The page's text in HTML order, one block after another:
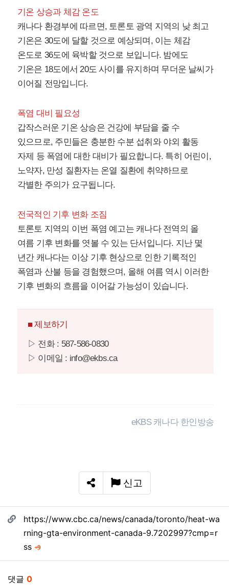
기온 상승과 체감 온도
캐나다 환경부에 따르면, 토론토 광역 지역의 낮 최고
기온은 30도에 달할 것으로 예상되며, 이는 체감
온도로 36도에 육박할 것으로 보입니다. 밤에도
기온은 18도에서 20도 사이를 유지하며 무더운 날씨가
이어질 전망입니다.
폭염 대비 필요성
갑작스러운 기온 상승은 건강에 부담을 줄 수
있으므로, 주민들은 충분한 수분 섭취와 야외 활동
자제 등 폭염에 대한 대비가 필요합니다. 특히 어린이,
노약자, 만성 질환자는 온열 질환에 취약하므로
각별한 주의가 요구됩니다.
전국적인 기후 변화 조짐
토론토 지역의 이번 폭염 예고는 캐나다 전역의 올
여름 기후 변화를 엿볼 수 있는 단서입니다. 지난 몇
년간 캐나다는 이상 기후 현상으로 인한 기록적인
폭염과 산불 등을 경험했으며, 올해 여름 역시 이러한
기후 변화의 흐름을 이어갈 가능성이 있습니다.
■ 제보하기
▷ 전화 : 587-586-0830
▷ 이메일 : info@ekbs.ca
eKBS 캐나다 한인방송
SNS 공유
신고
관련자료
https://www.cbc.ca/news/canada/toronto/heat-wa
rning-gta-environment-canada-9.7202997?cmp=r
ss
9회 연결
댓글 0